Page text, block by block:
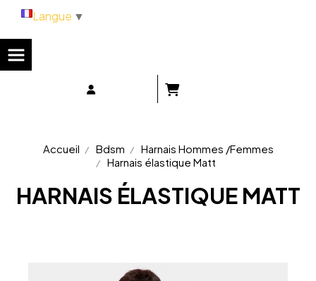
Accueil Bdsm
Harnais Hommes /Femmes
Harnais élastique Matt
HARNAIS ÉLASTIQUE MATT
Langue ▼